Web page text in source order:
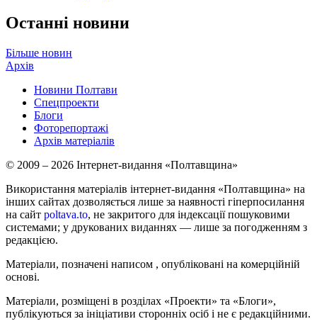
Останні новини
Більше новин
Архів
Новини Полтави
Спецпроекти
Блоги
Фоторепортажі
Архів матеріалів
© 2009 – 2026 Інтернет-видання «Полтавщина»
Використання матеріалів інтернет-видання «Полтавщина» на
інших сайтах дозволяється лише за наявності гіперпосилання
на сайт poltava.to, не закритого для індексації пошуковими
системами; у друкованих виданнях — лише за погодженням з
редакцією.
Матеріали, позначені написом , опубліковані на комерційній
основі.
Матеріали, розміщені в розділах «Проекти» та «Блоги»,
публікуються за ініціативи сторонніх осіб і не є редакційними.